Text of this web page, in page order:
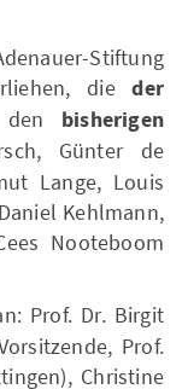
Stiftung
dieder
bisherigen
Günter de
Lange, Louis
Kehlmann,
Nooteboom
Prof. Dr. Birgit
Prof.
Christine